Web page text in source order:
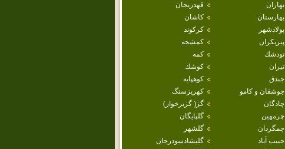
بهاران
قهدريجان
بهارستان
كاشان
پولادشهر
كركوند
پيربكران
كمشجه
تودشك
كمه
تيران
كوشك
جندق
كوهپايه
جوشقان و كامو
كهريزسنگ
چادگان
گز( گزبرخوار)
چرمهين
گلپايگان
چمگردان
گلشهر
حبيب آباد
گليشادسودرجان